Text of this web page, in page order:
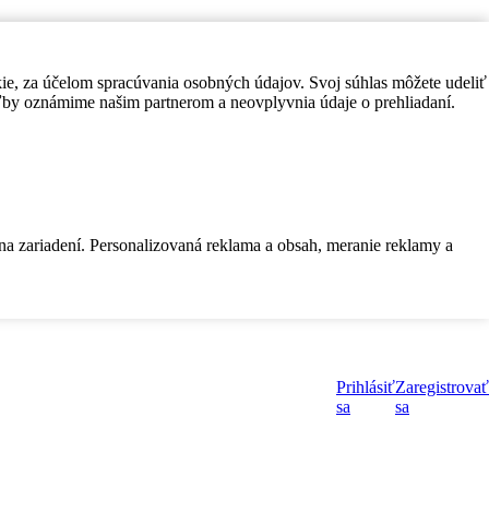
za účelom spracúvania osobných údajov. Svoj súhlas môžete udeliť
oznámime našim partnerom a neovplyvnia údaje o prehliadaní.
Personalizovaná reklama a obsah, meranie reklamy a
Prihlásiť
sa
Zaregistrovať
sa